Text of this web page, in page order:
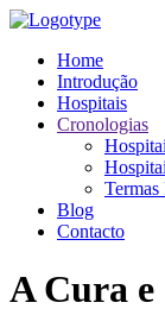
Home
Introdução
Hospitais
Cronologias
Termas
Blog
Contacto
A Cura